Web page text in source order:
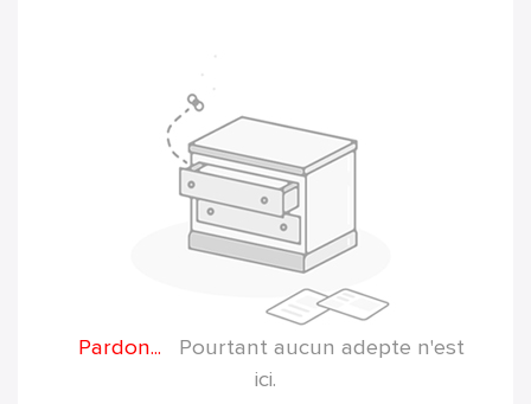
Pardon...
Pourtant aucun adepte n'est
ici.